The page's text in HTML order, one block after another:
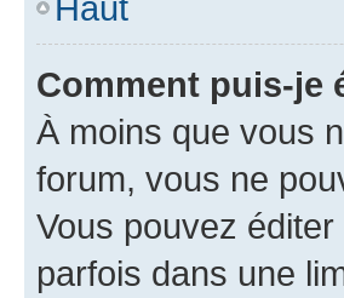
Comment puis-je
À moins que vous
forum, vous ne
Vous pouvez
parfois dans une